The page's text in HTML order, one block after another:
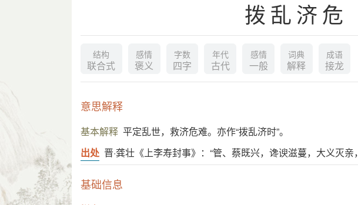
拨乱济危
结构
联合式
感情
褒义
字数
四字
年代
古代
感情
一般
词典
解释
成语
接龙
意思解释
基本解释 平定乱世，救济危难。亦作“拨乱济时”。
出处 晋·龚壮《上李寿封事》：“管、蔡既兴，谗谀滋蔓，大义灭亲，
基础信息